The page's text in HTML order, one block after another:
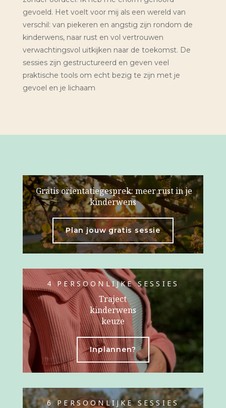
gevoeld. Het voelt voor mij als een wereld van
verschil: van piekeren en angstig zijn rondom de
kinderwens, naar rust en vol vertrouwen
verwachtingsvol uitkijken naar de toekomst. De
sessies zijn gestructureerd en geven veel
praktische tools om echt bezig te zijn met je
gevoel en je lichaam
Gratis orientatiegesprek: meer rust in je
kinderwens
Plan jouw gratis sessie
4 PERSOONLIJKE SESSIES
Traject
kinderwens
keuze
Inplannen?
6 PERSOONLIJKE SESSIES